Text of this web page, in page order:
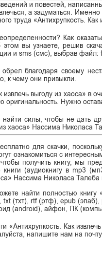
и повестей,
а задуматься.
труда «Антихрупкость. Как
Как
вы узнаете, решив
и sms (смс), выбрав файл:
обрел благодаря своему
к чему они привыкли.
извлечь выгоду из хаоса»
оригинальность. Нужно
силы, чтобы не дать
хаоса» Нассима Николаса
для скачки,
ознакомиться с
получить книгу, мы
(аудиокнигу в mp3
Нассима Николаса
найти полностью
(тхт), rtf (ртф), epub (эпаб),
(android), айфон, ПК
«Антихрупкость. Как
напишите нам на